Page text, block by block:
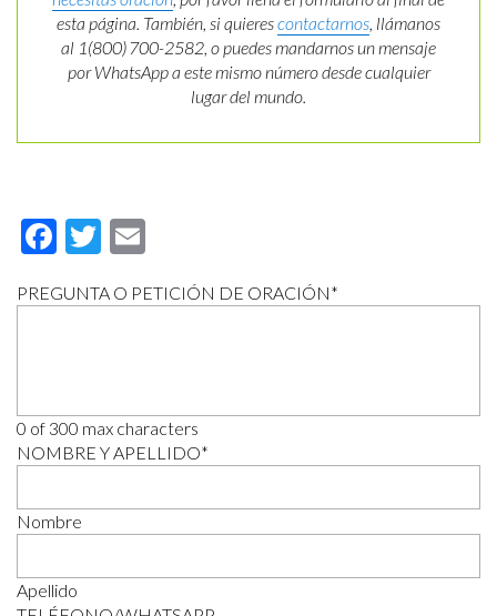
esta página. También, si quierescontactarnos, llámanos
al 1(800) 700-2582, o puedes mandarnos un mensaje
por WhatsApp a este mismo número desde cualquier
lugar del mundo.
Facebook
Twitter
PREGUNTA O PETICIÓN DE ORACIÓN*
0 of 300 max characters
NOMBRE Y APELLIDO*
Nombre
Apellido